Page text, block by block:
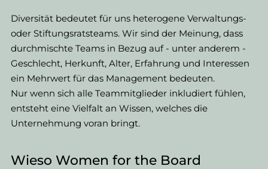
Diversität bedeutet für uns heterogene Verwaltungs-
oder Stiftungsratsteams. Wir sind der Meinung, dass
durchmischte Teams in Bezug auf - unter anderem -
Geschlecht, Herkunft, Alter, Erfahrung und Interessen
ein Mehrwert für das Management bedeuten.
Nur wenn sich alle Teammitglieder inkludiert fühlen,
entsteht eine Vielfalt an Wissen, welches die
Unternehmung voran bringt.
​Wieso Women for the Board